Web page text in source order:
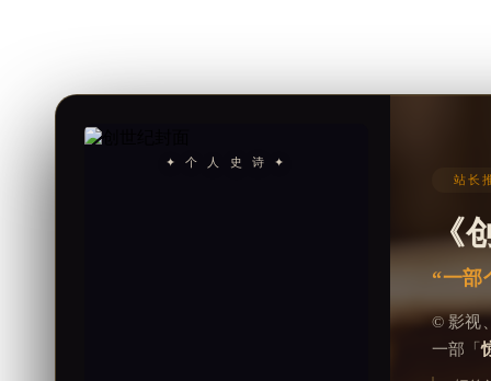
✦ 个 人 史 诗 ✦
站长
《
“一部
© 影视
一部「